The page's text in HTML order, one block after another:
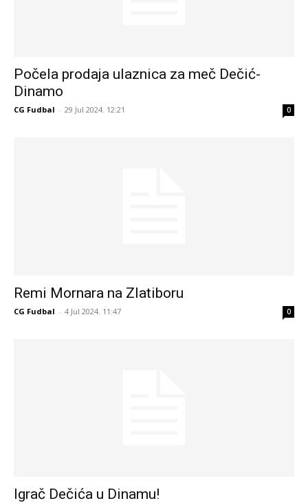
Počela prodaja ulaznica za meč Dečić-
Dinamo
CG Fudbal - 29 Jul 2024. 12:21 0
Remi Mornara na Zlatiboru
CG Fudbal - 4 Jul 2024. 11:47 0
Igrač Dečića u Dinamu!